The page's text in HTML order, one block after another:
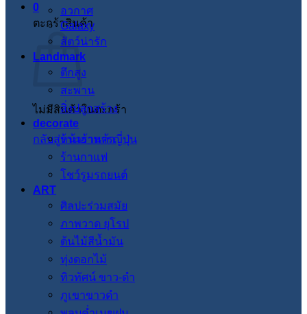
0
ตะกร้าสินค้า
ไม่มีสินค้าในตะกร้า
กลับสู่หน้าร้านค้า
อวกาศ
Galaxy
สัตว์น่ารัก
Landmark
ตึกสูง
สะพาน
สิ่งปลูกสร้าง
decorate
ร้านอาหารญี่ปุ่น
ร้านกาแฟ
โชว์รูมรถยนต์
ART
ศิลปะร่วมสมัย
ภาพวาด ยุโรป
ต้นไม้สีน้ำมัน
ทุ่งดอกไม้
ทิวทัศน์ ขาว-ดำ
ภูเขาขาวดำ